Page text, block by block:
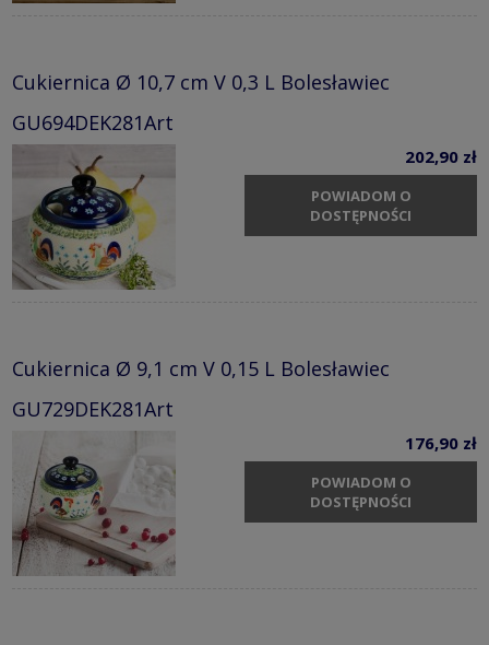
Cukiernica Ø 10,7 cm V 0,3 L Bolesławiec
GU694DEK281Art
202,90 zł
POWIADOM O
DOSTĘPNOŚCI
Cukiernica Ø 9,1 cm V 0,15 L Bolesławiec
GU729DEK281Art
176,90 zł
POWIADOM O
DOSTĘPNOŚCI